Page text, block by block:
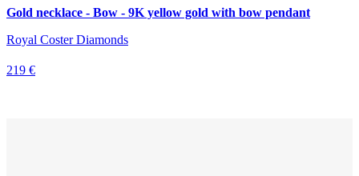
Gold necklace - Bow - 9K yellow gold with bow pendant
Royal Coster Diamonds
219 €